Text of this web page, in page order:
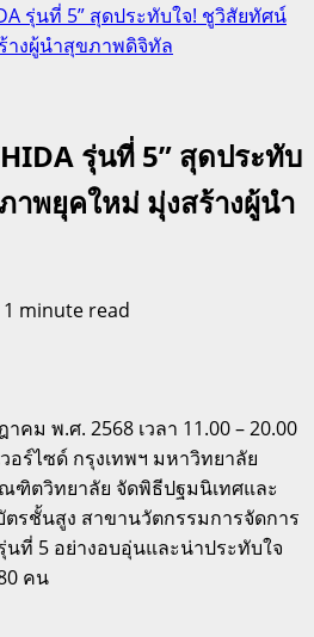
รุ่นที่ 5” สุดประทับใจ! ชูวิสัยทัศน์
งผู้นำสุขภาพดิจิทัล
รุ่นที่ 5” สุดประทับ
พยุคใหม่ มุ่งสร้างผู้นำ
1 minute read
คม พ.ศ. 2568 เวลา 11.00 – 20.00
อร์ไซด์ กรุงเทพฯ มหาวิทยาลัย
ตวิทยาลัย จัดพิธีปฐมนิเทศและ
ตรชั้นสูง สาขานวัตกรรมการจัดการ
นที่ 5 อย่างอบอุ่นและน่าประทับใจ
คน